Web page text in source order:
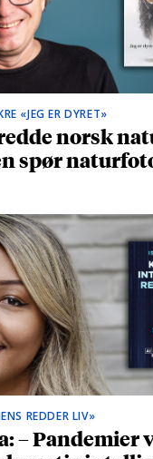
«JEG ER DYRET»
norsk
spør
REDDER LIV»
– Pandemier